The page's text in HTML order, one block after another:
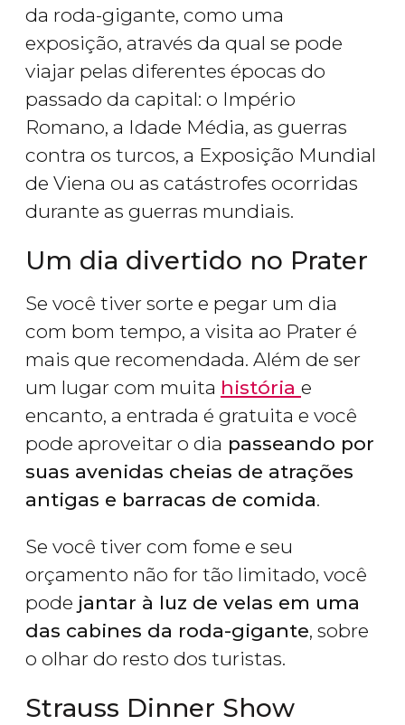
da roda-gigante, como uma
exposição, através da qual se pode
viajar pelas diferentes épocas do
passado da capital: o Império
Romano, a Idade Média, as guerras
contra os turcos, a Exposição Mundial
de Viena ou as catástrofes ocorridas
durante as guerras mundiais.
Um dia divertido no Prater
Se você tiver sorte e pegar um dia
com bom tempo, a visita ao Prater é
mais que recomendada. Além de ser
um lugar com muita história e
encanto, a entrada é gratuita e você
pode aproveitar o dia passeando por
suas avenidas cheias de atrações
antigas e barracas de comida.
Se você tiver com fome e seu
orçamento não for tão limitado, você
pode jantar à luz de velas em uma
das cabines da roda-gigante, sobre
o olhar do resto dos turistas.
Strauss Dinner Show